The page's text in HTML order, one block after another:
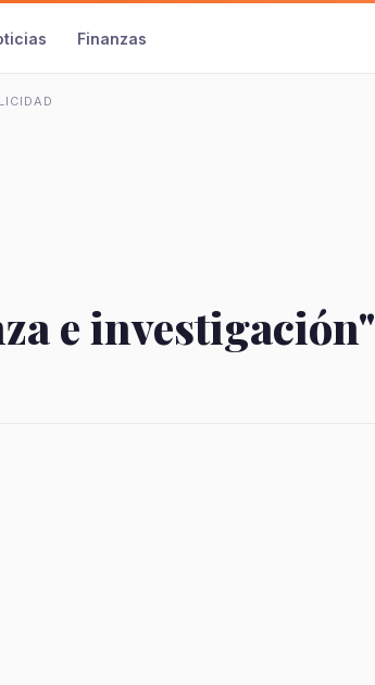
Finanzas
e investigación"